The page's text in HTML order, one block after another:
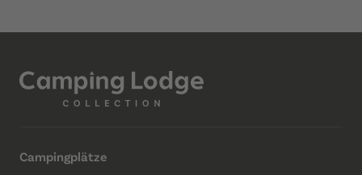
Campingplätze